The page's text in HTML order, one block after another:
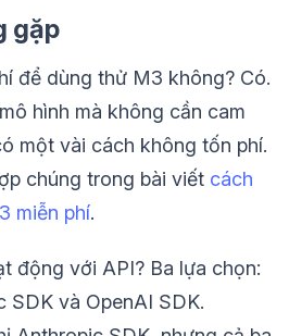
gặp
để dùng thử M3 không? Có.
hình mà không cần cam
một vài cách không tốn phí.
chúng trong bài viết cách
miễn phí.
động với API? Ba lựa chọn:
SDK và OpenAI SDK.